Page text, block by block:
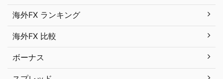
海外FX ランキング
海外FX 比較
ボーナス